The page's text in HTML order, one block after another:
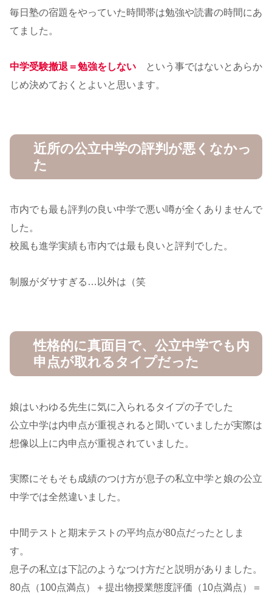
毎日塾の宿題をやっていた時間帯は勉強や読書の時間にあ
てました。
中学受験撤退＝勉強をしない という事ではないとあらか
じめ決めておくとよいと思います。
近所の公立中学の評判が悪くなかっ
た
市内でも最も評判の良い中学で悪い噂が全くありませんで
した。
校風も進学実績も市内では最も良いと評判でした。
制服がダサすぎる…以外は（笑
性格的に真面目で、公立中学でも内
申点が取れるタイプだった
娘はいわゆる先生に気に入られるタイプの子でした
公立中学は内申点が重視されると聞いていましたが実際は
想像以上に内申点が重視されていました。
実際にそもそも成績のつけ方が息子の私立中学と娘の公立
中学では全然違いました。
中間テストと期末テストの平均点が80点だったとしま
す。
息子の私立は下記のようなつけ方だと説明がありました。
80点（100点満点）＋提出物授業態度評価（10点満点）＝